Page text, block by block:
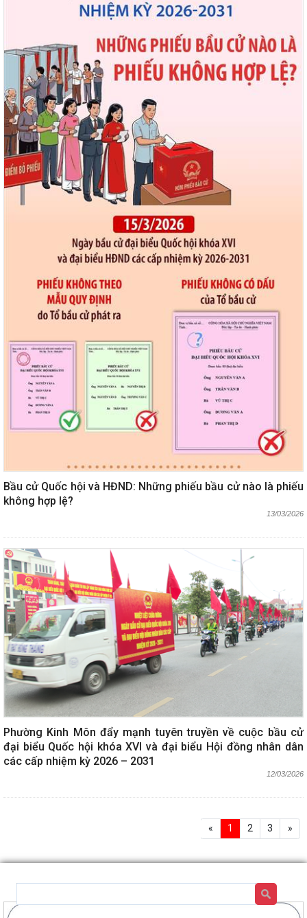
Bầu cử Quốc hội và HĐND: Những phiếu bầu cử nào là phiếu
không hợp lệ?
13/03/2026
Phường Kinh Môn đẩy mạnh tuyên truyền về cuộc bầu cử
đại biểu Quốc hội khóa XVI và đại biểu Hội đồng nhân dân
các cấp nhiệm kỳ 2026 – 2031
12/03/2026
« 1 2 3 »